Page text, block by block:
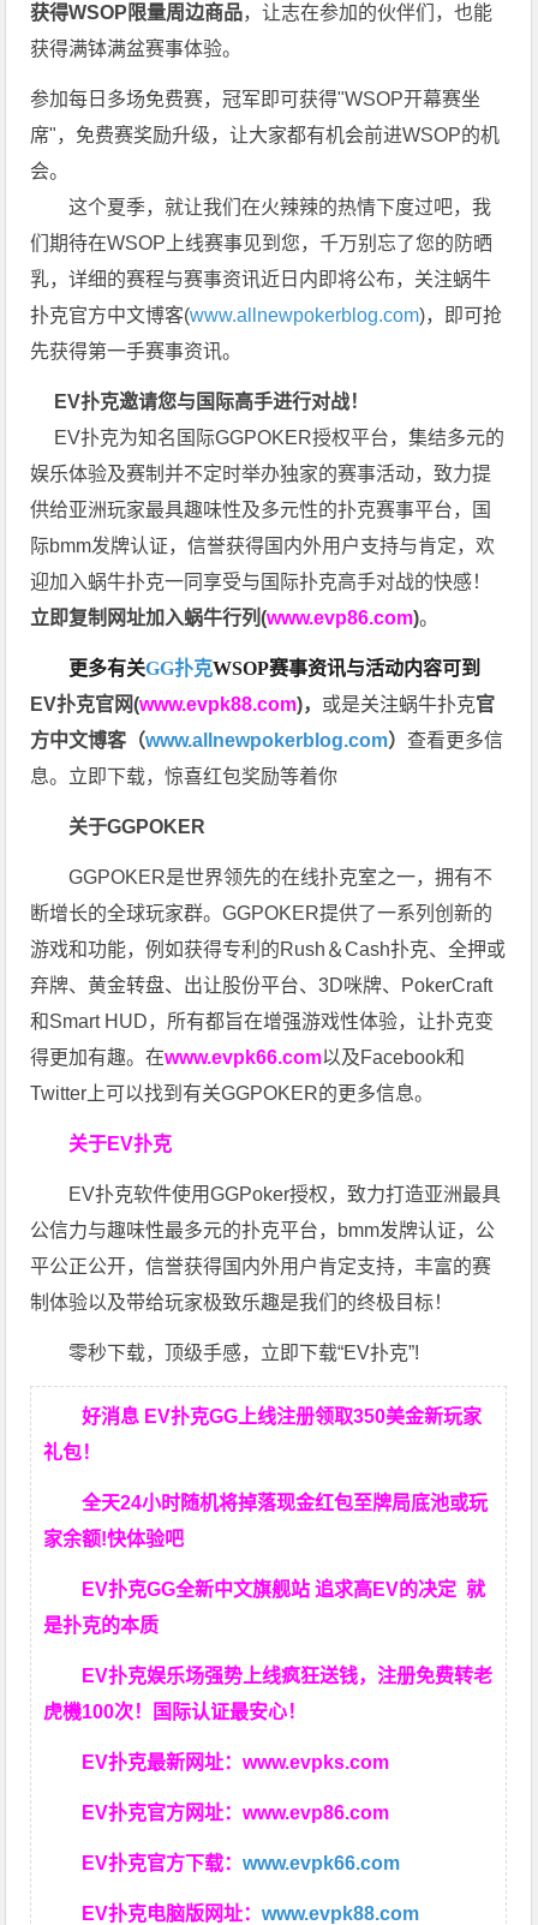
获得WSOP限量周边商品，让志在参加的伙伴们，也能
获得满钵满盆赛事体验。
参加每日多场免费赛，冠军即可获得"WSOP开幕赛坐
席"，免费赛奖励升级，让大家都有机会前进WSOP的机
会。
这个夏季，就让我们在火辣辣的热情下度过吧，我
们期待在WSOP上线赛事见到您，千万别忘了您的防晒
乳，详细的赛程与赛事资讯近日内即将公布，关注蜗牛
扑克官方中文博客(www.allnewpokerblog.com)，即可抢
先获得第一手赛事资讯。
EV扑克邀请您与国际高手进行对战！
EV扑克为知名国际GGPOKER授权平台，集结多元的
娱乐体验及赛制并不定时举办独家的赛事活动，致力提
供给亚洲玩家最具趣味性及多元性的扑克赛事平台，国
际bmm发牌认证，信誉获得国内外用户支持与肯定，欢
迎加入蜗牛扑克一同享受与国际扑克高手对战的快感！
立即复制网址加入蜗牛行列(www.evp86.com)。
更多有关GG扑克WSOP赛事资讯与活动内容可到
EV扑克官网(www.evpk88.com)， 或是关注蜗牛扑克官
方中文博客（www.allnewpokerblog.com）查看更多信
息。立即下载，惊喜红包奖励等着你
关于GGPOKER
GGPOKER是世界领先的在线扑克室之一，拥有不
断增长的全球玩家群。GGPOKER提供了一系列创新的
游戏和功能，例如获得专利的Rush＆Cash扑克、全押或
弃牌、黄金转盘、出让股份平台、3D咪牌、PokerCraft
和Smart HUD，所有都旨在增强游戏性体验，让扑克变
得更加有趣。在www.evpk66.com以及Facebook和
Twitter上可以找到有关GGPOKER的更多信息。
关于EV扑克
EV扑克软件使用GGPoker授权，致力打造亚洲最具
公信力与趣味性最多元的扑克平台，bmm发牌认证，公
平公正公开，信誉获得国内外用户肯定支持，丰富的赛
制体验以及带给玩家极致乐趣是我们的终极目标！
零秒下载，顶级手感，立即下载“EV扑克”!
好消息 EV扑克GG上线注册领取350美金新玩家
礼包！
全天24小时随机将掉落现金红包至牌局底池或玩
家余额!快体验吧
EV扑克GG全新中文旗舰站 追求高EV的决定就
是扑克的本质
EV扑克娱乐场强势上线疯狂送钱，注册免费转老
虎機100次！国际认证最安心！
EV扑克最新网址：www.evpks.com
EV扑克官方网址：www.evp86.com
EV扑克官方下载：www.evpk66.com
EV扑克电脑版网址：www.evpk88.com